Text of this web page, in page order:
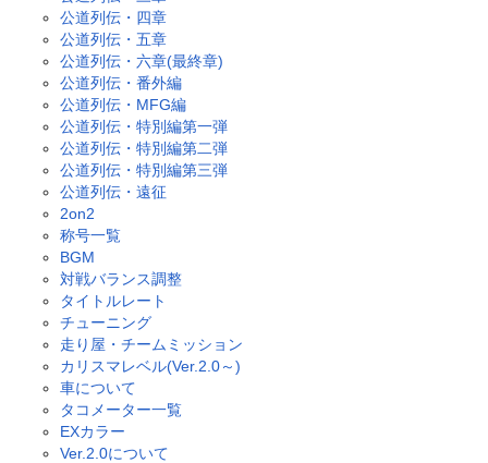
公道列伝・四章
公道列伝・五章
公道列伝・六章(最終章)
公道列伝・番外編
公道列伝・MFG編
公道列伝・特別編第一弾
公道列伝・特別編第二弾
公道列伝・特別編第三弾
公道列伝・遠征
2on2
称号一覧
BGM
対戦バランス調整
タイトルレート
チューニング
走り屋・チームミッション
カリスマレベル(Ver.2.0～)
車について
タコメーター一覧
EXカラー
Ver.2.0について